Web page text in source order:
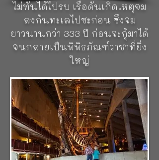
ไม่ทันได้ไปรบ เรือดันเกิดเหตุจม
ลงก้นทะเลไปซะก่อน ซึ่งจม
ยาวนานกว่า 333 ปี ก่อนจะกู้มาได้
จนกลายเป็นพิพิธภัณฑ์วาซาที่ยิ่ง
ใหญ่